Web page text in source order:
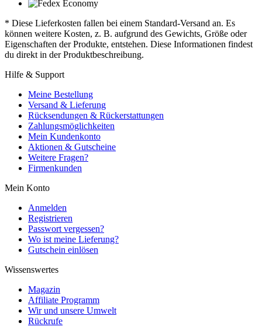
* Diese Lieferkosten fallen bei einem Standard-Versand an. Es
können weitere Kosten, z. B. aufgrund des Gewichts, Größe oder
Eigenschaften der Produkte, entstehen. Diese Informationen findest
du direkt in der Produktbeschreibung.
Hilfe & Support
Meine Bestellung
Versand & Lieferung
Rücksendungen & Rückerstattungen
Zahlungsmöglichkeiten
Mein Kundenkonto
Aktionen & Gutscheine
Weitere Fragen?
Firmenkunden
Mein Konto
Anmelden
Registrieren
Passwort vergessen?
Wo ist meine Lieferung?
Gutschein einlösen
Wissenswertes
Magazin
Affiliate Programm
Wir und unsere Umwelt
Rückrufe